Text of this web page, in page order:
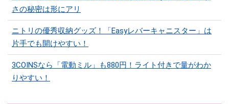
さの秘密は形にアリ
ニトリの優秀収納グッズ！「Easyレバーキャニスター」は
片手でも開けやすい！
3COINSなら「電動ミル」も880円！ライト付きで量がわか
りやすい！